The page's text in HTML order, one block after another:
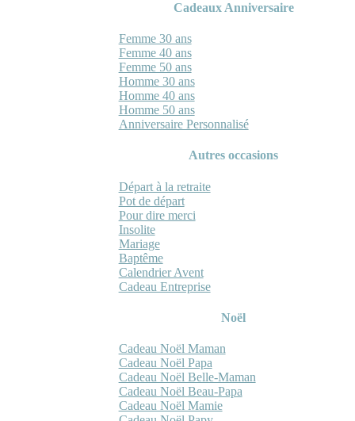
Cadeaux Anniversaire
Femme 30 ans
Femme 40 ans
Femme 50 ans
Homme 30 ans
Homme 40 ans
Homme 50 ans
Anniversaire Personnalisé
Autres occasions
Départ à la retraite
Pot de départ
Pour dire merci
Insolite
Mariage
Baptême
Calendrier Avent
Cadeau Entreprise
Noël
Cadeau Noël Maman
Cadeau Noël Papa
Cadeau Noël Belle-Maman
Cadeau Noël Beau-Papa
Cadeau Noël Mamie